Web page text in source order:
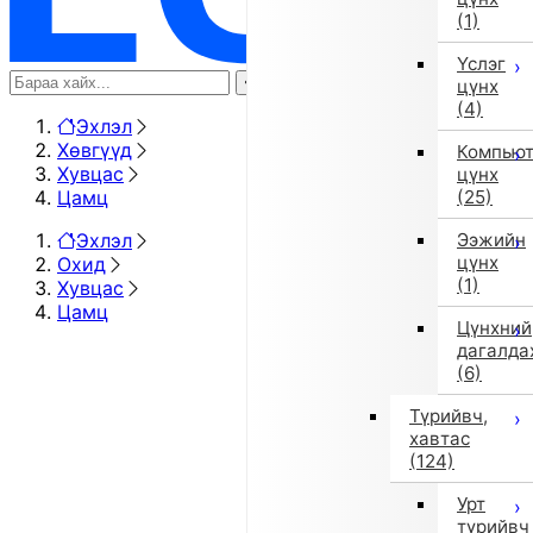
(1)
Үслэг
цүнх
(4)
цүнх
(25)
Ээжийн
цүнх
(1)
Цүнхний
(6)
Түрийвч,
хавтас
(124)
Урт
түрийвч
Эхлэл
Хөвгүүд
Хувцас
Цамц
Эхлэл
Охид
Хувцас
Цамц